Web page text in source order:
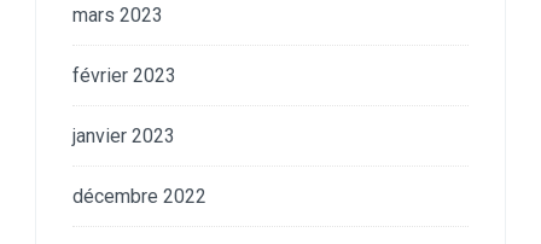
mars 2023
février 2023
janvier 2023
décembre 2022